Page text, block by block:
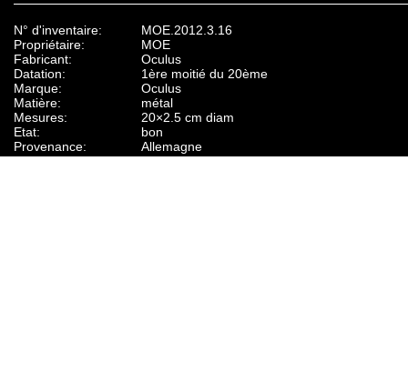
N° d'inventaire:
MOE.2012.3.16
Propriétaire:
MOE
Fabricant:
Oculus
Datation:
1ère moitié du 20ème
Marque:
Oculus
Matière:
métal
Mesures:
20×2.5 cm diam
Etat:
bon
Provenance:
Allemagne